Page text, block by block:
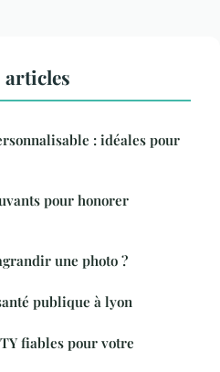
articles
: idéales pour
pour honorer
une photo ?
publique à lyon
fiables pour votre